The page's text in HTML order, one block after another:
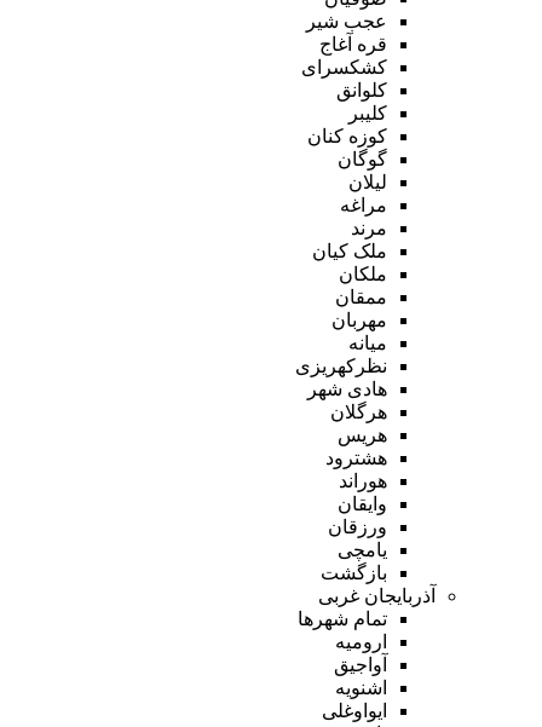
عجب شیر
قره آغاج
کشکسرای
کلوانق
کلیبر
کوزه کنان
گوگان
لیلان
مراغه
مرند
ملک کیان
ملکان
ممقان
مهربان
میانه
نظرکهریزی
هادی شهر
هرگلان
هریس
هشترود
هوراند
وایقان
ورزقان
یامچی
بازگشت
آذربایجان غربی
تمام شهر‌ها
ارومیه
آواجیق
اشنویه
ایواوغلی